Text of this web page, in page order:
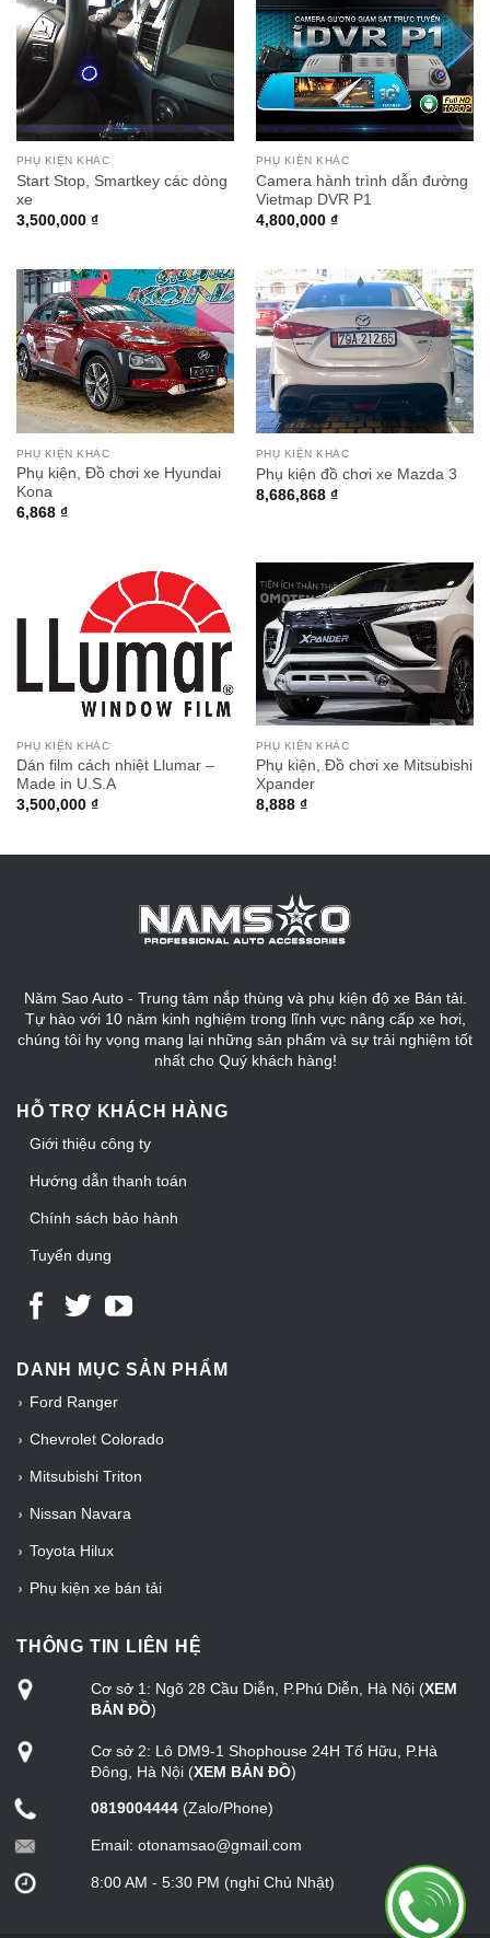
PHỤ KIỆN KHÁC
Start Stop, Smartkey các dòng
xe
3,500,000 ₫
PHỤ KIỆN KHÁC
Camera hành trình dẫn đường
Vietmap DVR P1
4,800,000 ₫
PHỤ KIỆN KHÁC
Phụ kiện, Đồ chơi xe Hyundai
Kona
6,868 ₫
PHỤ KIỆN KHÁC
Phụ kiện đồ chơi xe Mazda 3
8,686,868 ₫
PHỤ KIỆN KHÁC
Dán film cách nhiệt Llumar –
Made in U.S.A
3,500,000 ₫
PHỤ KIỆN KHÁC
Phụ kiện, Đồ chơi xe Mitsubishi
Xpander
8,888 ₫
Năm Sao Auto - Trung tâm nắp thùng và phụ kiện độ xe Bán tải.
Tự hào với 10 năm kinh nghiệm trong lĩnh vực nâng cấp xe hơi,
chúng tôi hy vọng mang lại những sản phẩm và sự trải nghiệm tốt
nhất cho Quý khách hàng!
HỖ TRỢ KHÁCH HÀNG
Giới thiệu công ty
Hướng dẫn thanh toán
Chính sách bảo hành
Tuyển dụng
DANH MỤC SẢN PHẨM
Ford Ranger
Chevrolet Colorado
Mitsubishi Triton
Nissan Navara
Toyota Hilux
Phụ kiện xe bán tải
THÔNG TIN LIÊN HỆ
Cơ sở 1: Ngõ 28 Cầu Diễn, P.Phú Diễn, Hà Nội (XEM
BẢN ĐỒ)
Cơ sở 2: Lô DM9-1 Shophouse 24H Tố Hữu, P.Hà
Đông, Hà Nội (XEM BẢN ĐỒ)
0819004444 (Zalo/Phone)
Email:otonamsao@gmail.com
8:00 AM - 5:30 PM (nghỉ Chủ Nhật)